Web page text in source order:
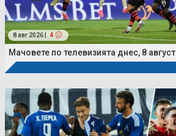
8 авг 2026 | 4
Мачовете по телевизията днес, 8 август